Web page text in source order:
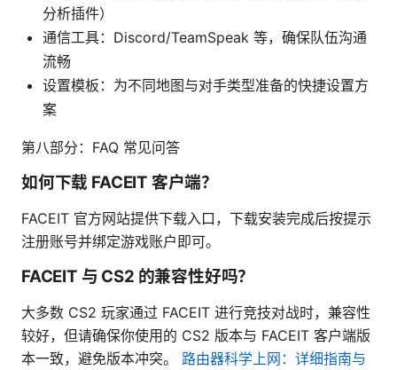
分析插件）
通信工具：Discord/TeamSpeak 等，确保队伍沟通
流畅
设置模板：为不同地图与对手类型准备的快捷设置方
案
第八部分：FAQ 常见问答
如何下载 FACEIT 客户端？
FACEIT 官方网站提供下载入口，下载安装完成后按提示
注册账号并绑定游戏账户即可。
FACEIT 与 CS2 的兼容性好吗？
大多数 CS2 玩家通过 FACEIT 进行竞技对战时，兼容性
较好，但请确保你使用的 CS2 版本与 FACEIT 客户端版
本一致，避免版本冲突。 路由器科学上网：详细指南与